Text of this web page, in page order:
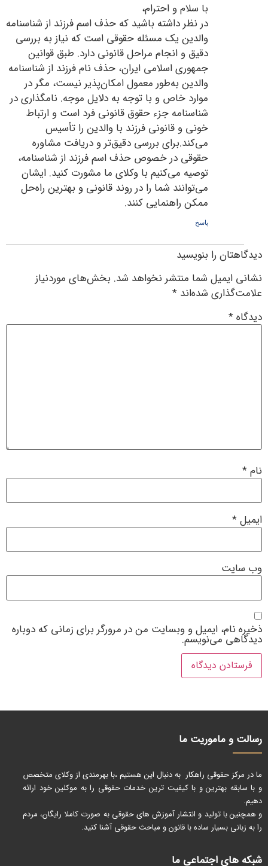
با سلام و احترام،
در نظر داشته باشید که حذف اسم فرزند از شناسنامه
والدین یک مسئله حقوقی است که نیاز به بررسی
دقیق و انجام مراحل قانونی دارد. طبق قوانین
جمهوری اسلامی ایران، حذف نام فرزند از شناسنامه
والدین به‌طور معمول امکان‌پذیر نیست، مگر در
موارد خاص و با توجه به دلایل موجه. نامگذاری در
شناسنامه جزء حقوق قانونی فرد است و ارتباط
خونی و قانونی فرزند با والدین را تأسیس
می‌کند.برای بررسی دقیق‌تر و دریافت مشاوره
حقوقی در خصوص حذف اسم فرزند از شناسنامه،
توصیه می‌کنیم با وکلای ما مشورت کنید. ایشان
می‌توانند شما را در روند قانونی و بهترین راه‌حل
ممکن راهنمایی کنند.
پاسخ
دیدگاهتان را بنویسید
نشانی ایمیل شما منتشر نخواهد شد. بخش‌های موردنیاز
علامت‌گذاری شده‌اند *
دیدگاه*
نام*
ایمیل*
وب‌ سایت
ذخیره نام، ایمیل و وبسایت من در مرورگر برای زمانی که دوباره
دیدگاهی می‌نویسم.
رسالت و ماموریت ما
ما در مرکز حقوقی راهکار به دنبال این هستیم ،با بهرمندی از وکلای متخصص
و با سابقه بهترین و با کیفیت ترین خدمات حقوقی را به موکلین خود ارائه
دهیم.
و همچنین با تولید و انتشار آموزش های حقوقی به صورت کاملا رایگان، مردم
را به زبانی بسیار ساده با قانون و مباحث حقوقی آشنا کنید.
شبکه های اجتماعی ما